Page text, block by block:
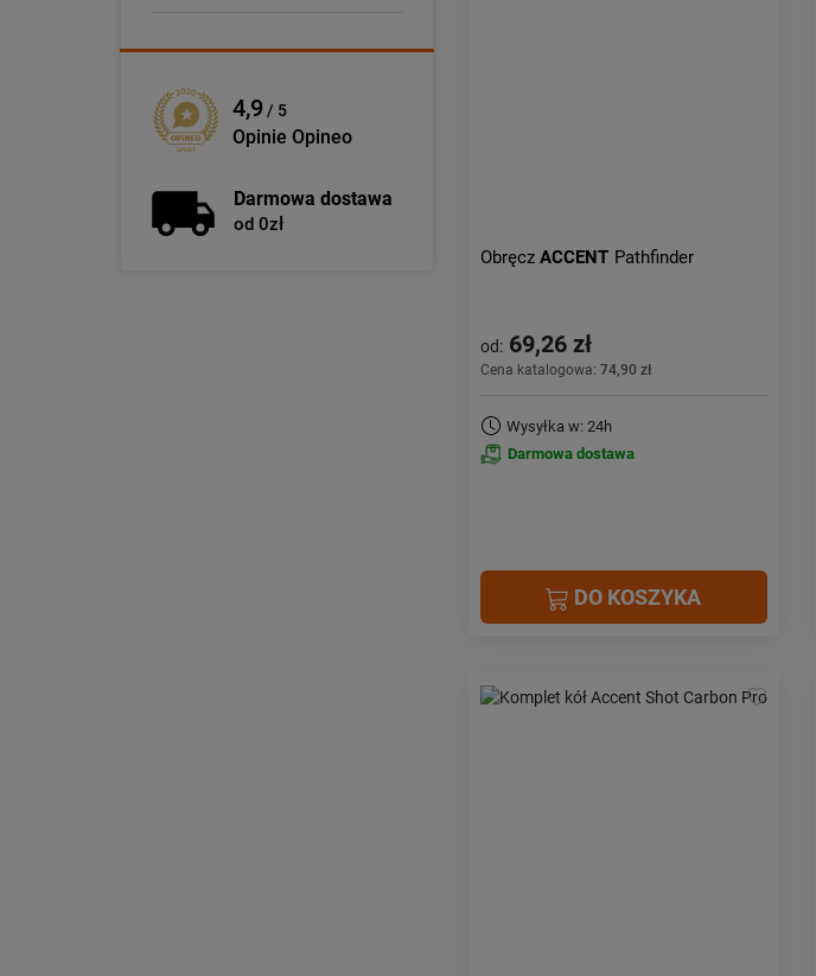
4,9 / 5
Opinie Opineo
Darmowa dostawa
od 0zł
Obręcz ACCENT Pathfinder
od:69,26 zł
Cena katalogowa: 74,90 zł
Wysyłka w: 24h
Darmowa dostawa
DO KOSZYKA